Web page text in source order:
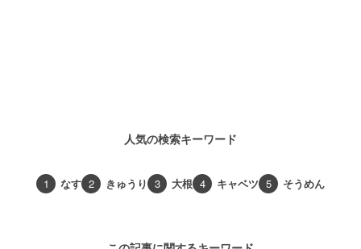
人気の検索キーワード
1 なす 2 きゅうり 3 大根 4 キャベツ 5 そうめん